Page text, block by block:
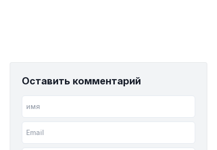
Оставить комментарий